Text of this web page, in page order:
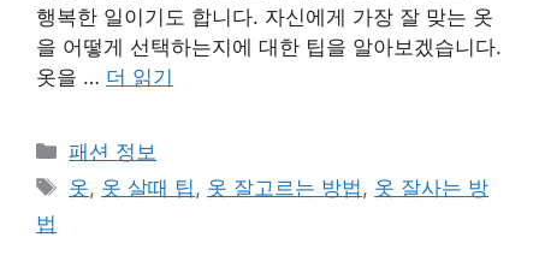
행복한 일이기도 합니다. 자신에게 가장 잘 맞는 옷
을 어떻게 선택하는지에 대한 팁을 알아보겠습니다.
옷을 … 더 읽기
카
테
고
패션 정보
태
옷, 옷 살때 팁 , 옷 잘고르는 방법 , 옷 잘사는 방
법